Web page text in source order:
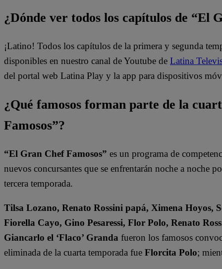
¿Dónde ver todos los capítulos de “El
¡Latino! Todos los capítulos de la primera y segunda
disponibles en nuestro canal de Youtube de Latina
del portal web Latina Play y la app para dispositivos
¿Qué famosos forman parte de la
Famosos”?
“El Gran Chef Famosos” es un programa de
nuevos concursantes que se enfrentarán noche a noche
tercera temporada.
Tilsa Lozano, Renato Rossini papá, Ximena Hoyos,
Fiorella Cayo, Gino Pesaressi, Flor Polo, Renato
Giancarlo el ‘Flaco’ Granda fueron los famosos
eliminada de la cuarta temporada fue Florcita Polo;